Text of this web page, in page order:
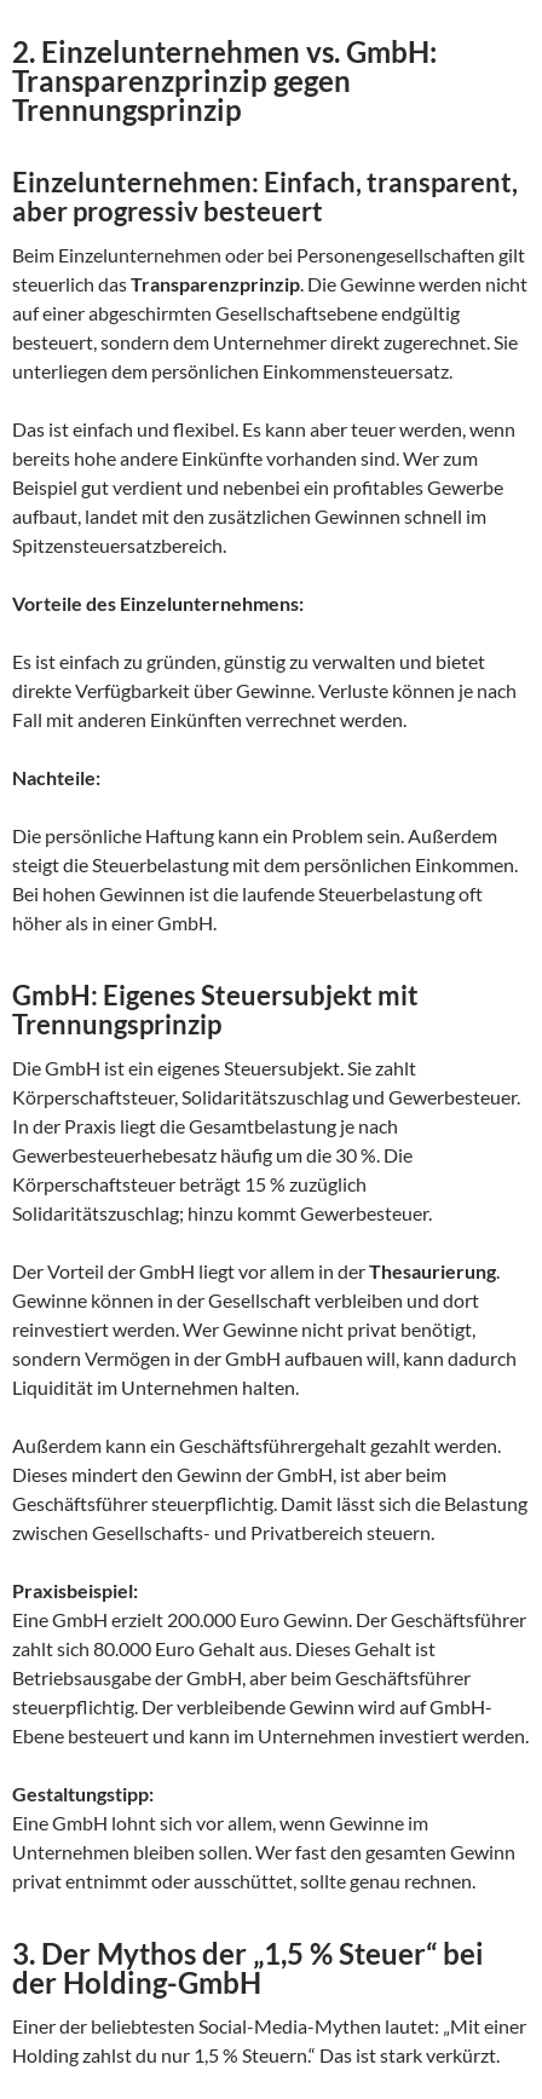
2. Einzelunternehmen vs. GmbH:
Transparenzprinzip gegen
Trennungsprinzip
Einzelunternehmen: Einfach, transparent,
aber progressiv besteuert
Beim Einzelunternehmen oder bei Personengesellschaften gilt
steuerlich dasTransparenzprinzip . Die Gewinne werden nicht
auf einer abgeschirmten Gesellschaftsebene endgültig
besteuert, sondern dem Unternehmer direkt zugerechnet. Sie
unterliegen dem persönlichen Einkommensteuersatz.
Das ist einfach und flexibel. Es kann aber teuer werden, wenn
bereits hohe andere Einkünfte vorhanden sind. Wer zum
Beispiel gut verdient und nebenbei ein profitables Gewerbe
aufbaut, landet mit den zusätzlichen Gewinnen schnell im
Spitzensteuersatzbereich.
Vorteile des Einzelunternehmens:
Es ist einfach zu gründen, günstig zu verwalten und bietet
direkte Verfügbarkeit über Gewinne. Verluste können je nach
Fall mit anderen Einkünften verrechnet werden.
Nachteile:
Die persönliche Haftung kann ein Problem sein. Außerdem
steigt die Steuerbelastung mit dem persönlichen Einkommen.
Bei hohen Gewinnen ist die laufende Steuerbelastung oft
höher als in einer GmbH.
GmbH: Eigenes Steuersubjekt mit
Trennungsprinzip
Die GmbH ist ein eigenes Steuersubjekt. Sie zahlt
Körperschaftsteuer, Solidaritätszuschlag und Gewerbesteuer.
In der Praxis liegt die Gesamtbelastung je nach
Gewerbesteuerhebesatz häufig um die 30 %. Die
Körperschaftsteuer beträgt 15 % zuzüglich
Solidaritätszuschlag; hinzu kommt Gewerbesteuer.
Der Vorteil der GmbH liegt vor allem in derThesaurierung
Gewinne können in der Gesellschaft verbleiben und dort
reinvestiert werden. Wer Gewinne nicht privat benötigt,
sondern Vermögen in der GmbH aufbauen will, kann dadurch
Liquidität im Unternehmen halten.
Außerdem kann ein Geschäftsführergehalt gezahlt werden.
Dieses mindert den Gewinn der GmbH, ist aber beim
Geschäftsführer steuerpflichtig. Damit lässt sich die Belastung
zwischen Gesellschafts- und Privatbereich steuern.
Praxisbeispiel:
Eine GmbH erzielt 200.000 Euro Gewinn. Der Geschäftsführer
zahlt sich 80.000 Euro Gehalt aus. Dieses Gehalt ist
Betriebsausgabe der GmbH, aber beim Geschäftsführer
steuerpflichtig. Der verbleibende Gewinn wird auf GmbH-
Ebene besteuert und kann im Unternehmen investiert werden.
Gestaltungstipp:
Eine GmbH lohnt sich vor allem, wenn Gewinne im
Unternehmen bleiben sollen. Wer fast den gesamten Gewinn
privat entnimmt oder ausschüttet, sollte genau rechnen.
3. Der Mythos der „1,5 % Steuer“ bei
der Holding-GmbH
Einer der beliebtesten Social-Media-Mythen lautet: „Mit einer
Holding zahlst du nur 1,5 % Steuern.“ Das ist stark verkürzt.